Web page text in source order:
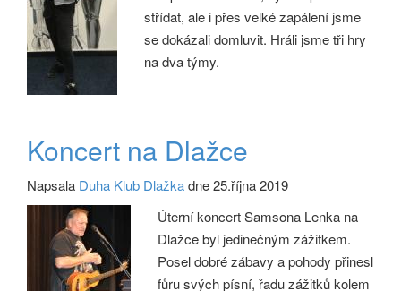
střídat, ale i přes velké zapálení jsme
se dokázali domluvit. Hráli jsme tři hry
na dva týmy.
Koncert na Dlažce
Napsala Duha Klub Dlažkadne 25.října 2019
Úterní koncert Samsona Lenka na
Dlažce byl jedinečným zážitkem.
Posel dobré zábavy a pohody přinesl
fůru svých písní, řadu zážitků kolem